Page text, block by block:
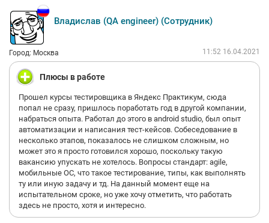
Владислав (QA engineer) (Сотрудник)
Город: Москва 11:52 16.04.2021
Плюсы в работе
Прошел курсы тестировщика в Яндекс Практикум, сюда
попал не сразу, пришлось поработать год в другой компании,
набраться опыта. Работал до этого в android studio, был опыт
автоматизации и написания тест-кейсов. Собеседование в
несколько этапов, показалось не слишком сложным, но
может это я просто готовился хорошо, поскольку такую
вакансию упускать не хотелось. Вопросы стандарт: agile,
мобильные ОС, что такое тестирование, типы, как выполнять
ту или иную задачу и тд. На данный момент еще на
испытательном сроке, но уже хочу отметить, что работать
здесь не просто, хотя и интересно.